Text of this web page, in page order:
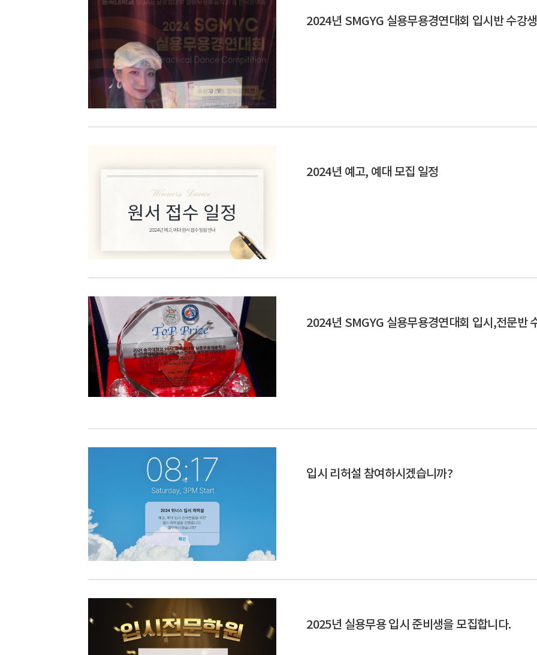
2024년 SMGYG 실용무용경연대회 입시반 수강
2024년 예고, 예대 모집 일정
2024년 SMGYG 실용무용경연대회 입시,전문반
입시 리허설 참여하시겠습니까?
2025년 실용무용 입시 준비생을 모집합니다.